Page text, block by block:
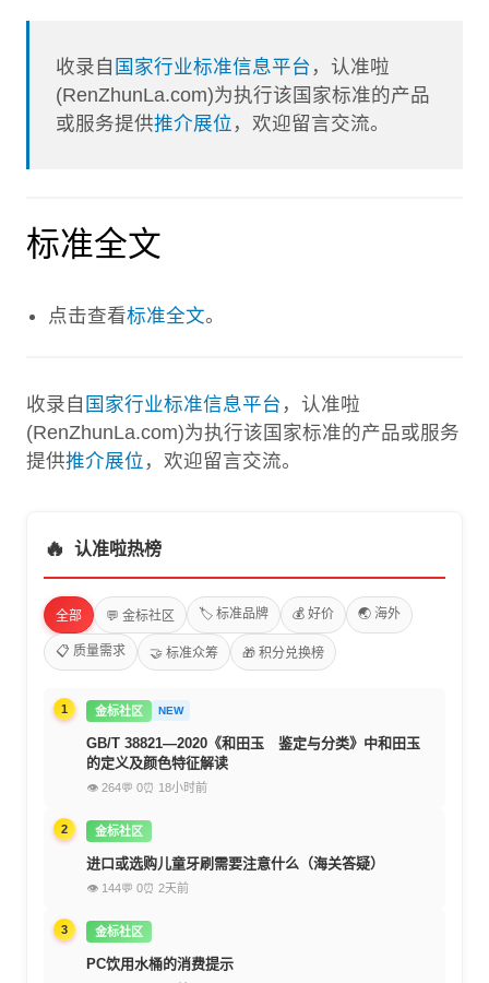
收录自 国家行业标准信息平台 ，认准啦
(RenZhunLa.com)为执行该国家标准的产品
或服务提供推介展位 ，欢迎留言交流。
标准全文
点击查看标准全文。
收录自 国家行业标准信息平台 ，认准啦
(RenZhunLa.com)为执行该国家标准的产品或服务
提供推介展位 ，欢迎留言交流。
🔥 认准啦热榜
全部 💬 金标社区 🏷️ 标准品牌 💰 好价 🌏 海外
📋 质量需求 🤝 标准众筹 🎁 积分兑换榜
1 金标社区 NEW
GB/T 38821—2020《和田玉 鉴定与分类》中和田玉
的定义及颜色特征解读
👁 264💬 0⏰ 18小时前
2 金标社区
进口或选购儿童牙刷需要注意什么（海关答疑）
👁 144💬 0⏰ 2天前
3 金标社区
PC饮用水桶的消费提示